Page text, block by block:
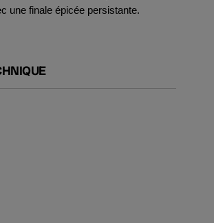
une finale épicée persistante.